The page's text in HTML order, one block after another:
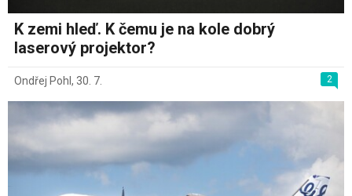
K zemi hleď. K čemu je na kole dobrý
laserový projektor?
2
Ondřej Pohl , 30. 7.